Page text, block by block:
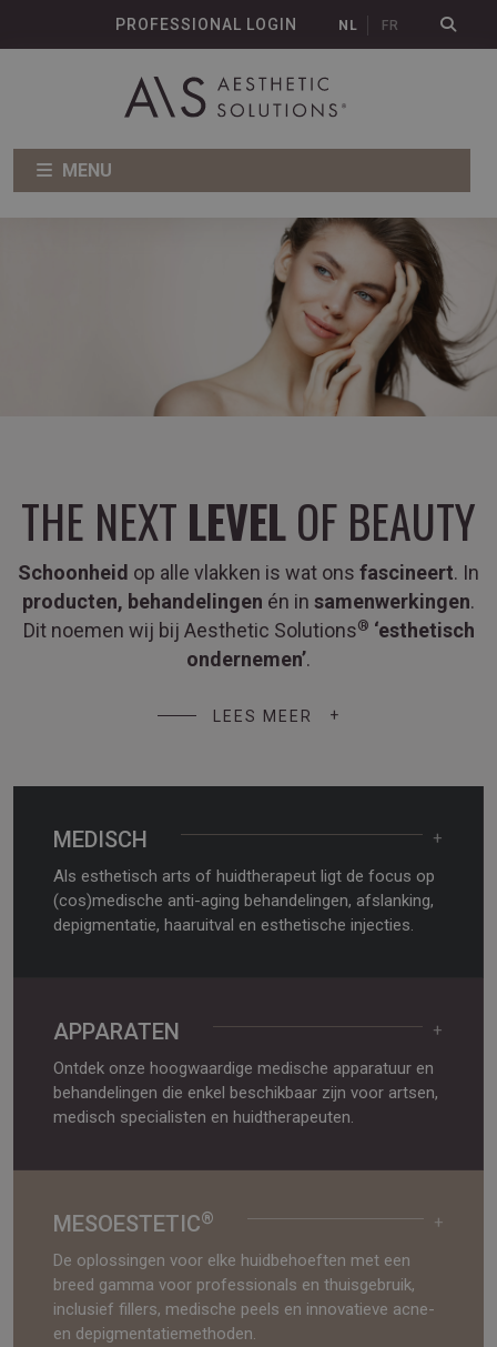
PROFESSIONAL LOGIN NL FR
MENU
THE NEXT LEVELOF BEAUTY
Schoonheid op alle vlakken is wat ons fascineert. In
producten, behandelingen én in samenwerkingen.
Dit noemen wij bij Aesthetic Solutions® ‘esthetisch
ondernemen’.
LEES MEER
MEDISCH
+
Als esthetisch arts of huidtherapeut ligt de focus op
(cos)medische anti-aging behandelingen, afslanking,
depigmentatie, haaruitval en esthetische injecties.
APPARATEN
+
Ontdek onze hoogwaardige medische apparatuur en
behandelingen die enkel beschikbaar zijn voor artsen,
medisch specialisten en huidtherapeuten.
MESOESTETIC®
+
De oplossingen voor elke huidbehoeften met een
breed gamma voor professionals en thuisgebruik,
inclusief fillers, medische peels en innovatieve acne-
en depigmentatiemethoden.